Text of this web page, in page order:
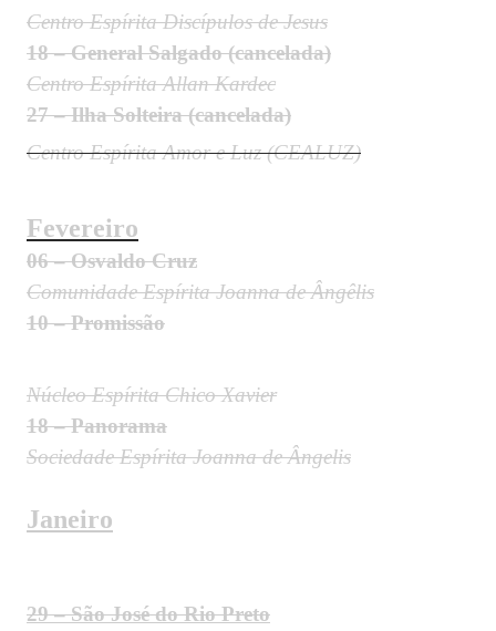
Centro Espírita Discípulos de Jesus
18 – General Salgado (cancelada)
Centro Espírita Allan Kardec
27 – Ilha Solteira (cancelada)
Centro Espírita Amor e Luz (CEALUZ)
Fevereiro
06 – Osvaldo Cruz
Comunidade Espírita Joanna de Ângêlis
10 – Promissão
Núcleo Espírita Chico Xavier
18 – Panorama
Sociedade Espírita Joanna de Ângelis
Janeiro
29 – São José do Rio Preto